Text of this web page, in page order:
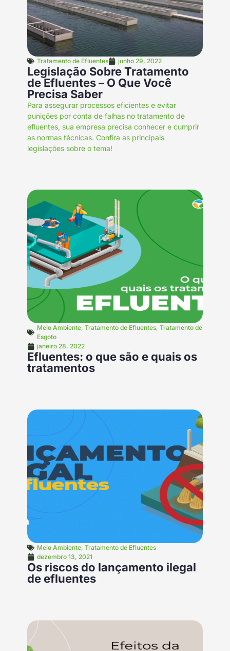
Tratamento de Efluentes junho 29, 2022
Legislação Sobre Tratamento
de Efluentes – O Que Você
Precisa Saber
Para assegurar processos eficientes e evitar
punições por conta de falhas no tratamento de
efluentes, sua empresa precisa conhecer e cumprir
as normas técnicas. Confira as principais
legislações sobre o tema!
Meio Ambiente, Tratamento de Efluentes, Tratamento de
Esgoto
janeiro 28, 2022
Efluentes: o que são e quais os
tratamentos
Meio Ambiente, Tratamento de Efluentes
dezembro 13, 2021
Os riscos do lançamento ilegal
de efluentes